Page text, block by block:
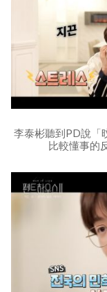
李泰彬聽到PD說「
比較懂事的